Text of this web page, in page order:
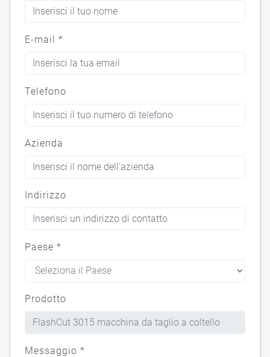
E-mail *
Telefono
Azienda
Indirizzo
Paese *
Prodotto
Messaggio *